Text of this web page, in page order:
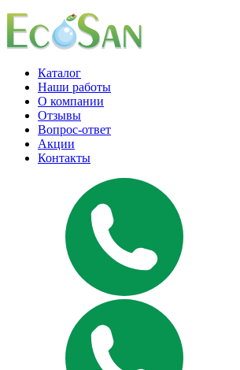
Каталог
Наши работы
О компании
Отзывы
Вопрос-ответ
Акции
Контакты